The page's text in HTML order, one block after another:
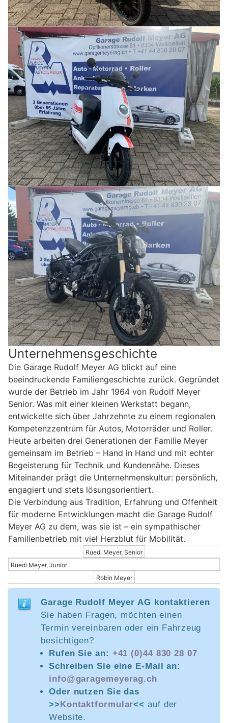
Unternehmensgeschichte
Die Garage Rudolf Meyer AG blickt auf eine
beeindruckende Familiengeschichte zurück. Gegründet
wurde der Betrieb im Jahr 1964 von Rudolf Meyer
Senior. Was mit einer kleinen Werkstatt begann,
entwickelte sich über Jahrzehnte zu einem regionalen
Kompetenzzentrum für Autos, Motorräder und Roller.
Heute arbeiten drei Generationen der Familie Meyer
gemeinsam im Betrieb – Hand in Hand und mit echter
Begeisterung für Technik und Kundennähe. Dieses
Miteinander prägt die Unternehmenskultur: persönlich,
engagiert und stets lösungsorientiert.
Die Verbindung aus Tradition, Erfahrung und Offenheit
für moderne Entwicklungen macht die Garage Rudolf
Meyer AG zu dem, was sie ist – ein sympathischer
Familienbetrieb mit viel Herzblut für Mobilität.
Ruedi Meyer, Senior
Ruedi Meyer, Junior
Robin Meyer
Garage Rudolf Meyer AG kontaktieren
Sie haben Fragen, möchten einen
Termin vereinbaren oder ein Fahrzeug
besichtigen?
Rufen Sie an: +41 (0)44 830 28 07
Schreiben Sie eine E-Mail an:
info@garagemeyerag.ch
Oder nutzen Sie das
>>Kontaktformular<< auf der
Website.